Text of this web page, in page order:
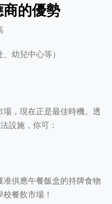
的優勢
幼兒中心等）
，現在正是最佳時機。透
設施，你可：
供應午餐飯盒的持牌食物
餐飲市場！